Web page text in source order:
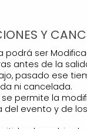
Y
podrá ser
antes de la
pasado ese
ni cancelada.
permite la
del evento y de